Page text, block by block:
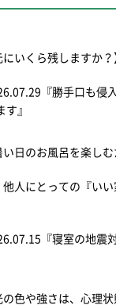
にいくら残しますか？
『勝手口も侵
す』
い日のお風呂を楽し
人にとっての『いい
『寝室の地震
色や強さは、心理状